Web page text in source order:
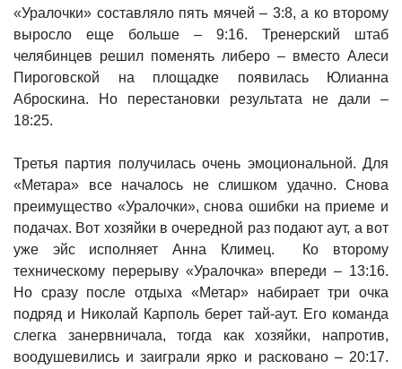
«Уралочки» составляло пять мячей – 3:8, а ко второму
выросло еще больше – 9:16. Тренерский штаб
челябинцев решил поменять либеро – вместо Алеси
Пироговской на площадке появилась Юлианна
Аброскина. Но перестановки результата не дали –
18:25.
Третья партия получилась очень эмоциональной. Для
«Метара» все началось не слишком удачно. Снова
преимущество «Уралочки», снова ошибки на приеме и
подачах. Вот хозяйки в очередной раз подают аут, а вот
уже эйс исполняет Анна Климец. Ко второму
техническому перерыву «Уралочка» впереди – 13:16.
Но сразу после отдыха «Метар» набирает три очка
подряд и Николай Карполь берет тай-аут. Его команда
слегка занервничала, тогда как хозяйки, напротив,
воодушевились и заиграли ярко и расковано – 20:17.